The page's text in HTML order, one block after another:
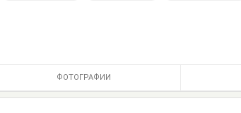
ФОТОГРАФИИ